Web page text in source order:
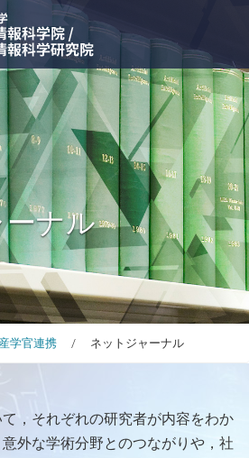
ナル
学官連携 ネットジャーナル
，それぞれの研究者が内容をわか
外な学術分野とのつながりや，社